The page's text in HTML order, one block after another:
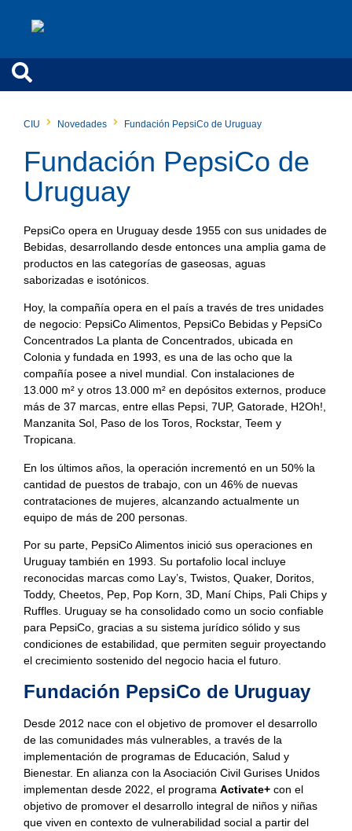
CIU Novedades Fundación PepsiCo de Uruguay
Fundación PepsiCo de
Uruguay
PepsiCo opera en Uruguay desde 1955 con sus unidades de
Bebidas, desarrollando desde entonces una amplia gama de
productos en las categorías de gaseosas, aguas
saborizadas e isotónicos.
Hoy, la compañía opera en el país a través de tres unidades
de negocio: PepsiCo Alimentos, PepsiCo Bebidas y PepsiCo
Concentrados La planta de Concentrados, ubicada en
Colonia y fundada en 1993, es una de las ocho que la
compañía posee a nivel mundial. Con instalaciones de
13.000 m² y otros 13.000 m² en depósitos externos, produce
más de 37 marcas, entre ellas Pepsi, 7UP, Gatorade, H2Oh!,
Manzanita Sol, Paso de los Toros, Rockstar, Teem y
Tropicana.
En los últimos años, la operación incrementó en un 50% la
cantidad de puestos de trabajo, con un 46% de nuevas
contrataciones de mujeres, alcanzando actualmente un
equipo de más de 200 personas.
Por su parte, PepsiCo Alimentos inició sus operaciones en
Uruguay también en 1993. Su portafolio local incluye
reconocidas marcas como Lay’s, Twistos, Quaker, Doritos,
Toddy, Cheetos, Pep, Pop Korn, 3D, Maní Chips, Pali Chips y
Ruffles. Uruguay se ha consolidado como un socio confiable
para PepsiCo, gracias a su sistema jurídico sólido y sus
condiciones de estabilidad, que permiten seguir proyectando
el crecimiento sostenido del negocio hacia el futuro.
Fundación PepsiCo de Uruguay
Desde 2012 nace con el objetivo de promover el desarrollo
de las comunidades más vulnerables, a través de la
implementación de programas de Educación, Salud y
Bienestar. En alianza con la Asociación Civil Gurises Unidos
implementan desde 2022, el programa Activate+ con el
objetivo de promover el desarrollo integral de niños y niñas
que viven en contexto de vulnerabilidad social a partir del